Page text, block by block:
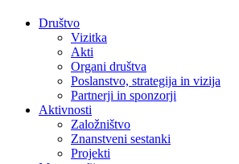
Društvo
Vizitka
Akti
Organi društva
Poslanstvo, strategija in vizija
Partnerji in sponzorji
Aktivnosti
Založništvo
Znanstveni sestanki
Projekti